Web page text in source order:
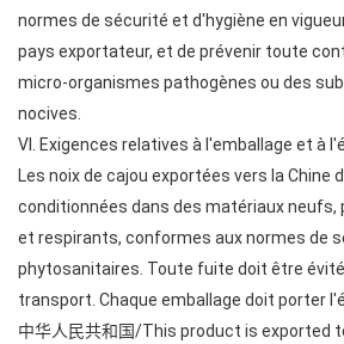
normes de sécurité et d'hygiène en
pays exportateur, et de prévenir toute
micro-organismes pathogènes ou des
nocives.
VI. Exigences relatives à l'emballage et à
Les noix de cajou exportées vers la Chine
conditionnées dans des matériaux neufs,
et respirants, conformes aux normes de
phytosanitaires. Toute fuite doit être
transport. Chaque emballage doit porter
中华人民共和国/This product is exported